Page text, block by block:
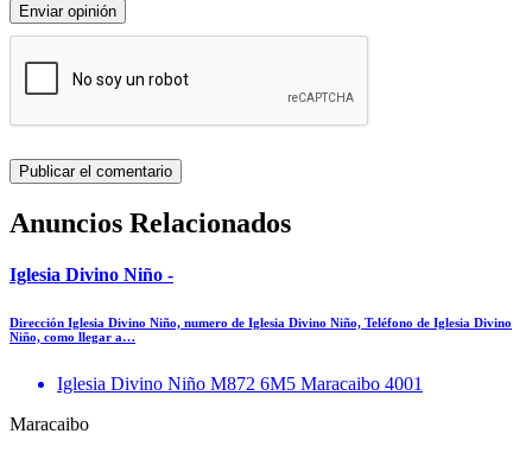
Enviar opinión
Anuncios Relacionados
Iglesia Divino Niño -
Dirección Iglesia Divino Niño, numero de Iglesia Divino Niño, Teléfono de Iglesia Divino
Niño, como llegar a…
Iglesia Divino Niño M872 6M5 Maracaibo 4001
Maracaibo